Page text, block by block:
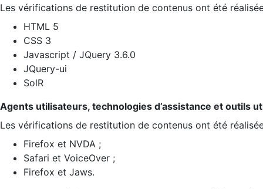
Les vérifications de restitution de contenus ont été
HTML 5
CSS 3
Javascript / JQuery 3.6.0
JQuery-ui
SolR
Agents utilisateurs, technologies d’assistance et outils
Les vérifications de restitution de contenus ont été
Firefox et NVDA ;
Safari et VoiceOver ;
Firefox et Jaws.